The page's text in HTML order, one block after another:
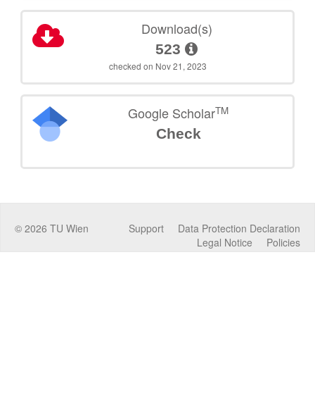
Download(s)
523
checked on Nov 21, 2023
Google ScholarTM
Check
© 2026 TU Wien Data Protection Declaration
Support
Policies
Legal Notice